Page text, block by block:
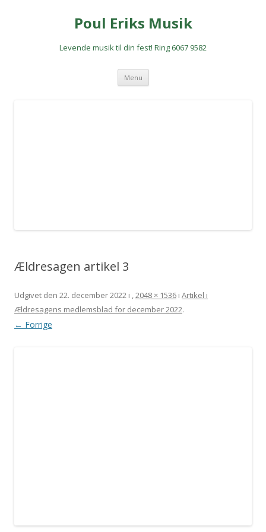
Poul Eriks Musik
Levende musik til din fest! Ring 6067 9582
Menu Hop
indhold
Ældresagen artikel 3
Udgivet den 22. december 2022 i ,2048 × 1536 i Artikel i
Ældresagens medlemsblad for december 2022.
← Forrige